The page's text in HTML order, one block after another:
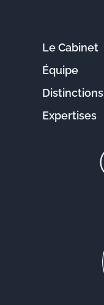
Le Cabinet
Équipe
Distinctions
Expertises